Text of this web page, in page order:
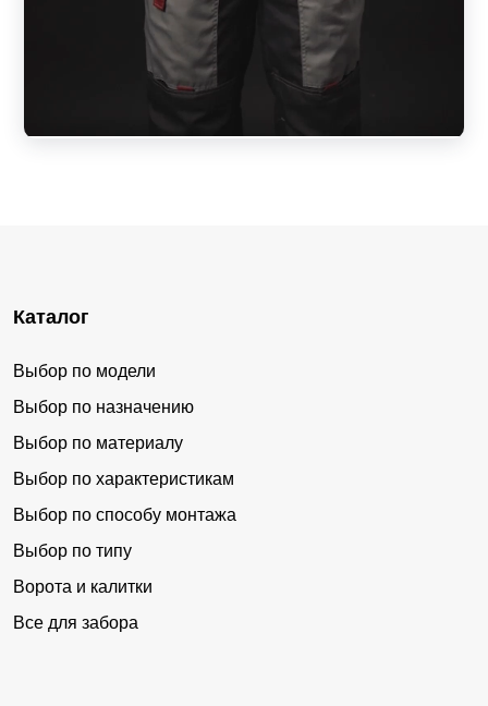
Каталог
Выбор по модели
Выбор по назначению
Выбор по материалу
Выбор по характеристикам
Выбор по способу монтажа
Выбор по типу
Ворота и калитки
Все для забора